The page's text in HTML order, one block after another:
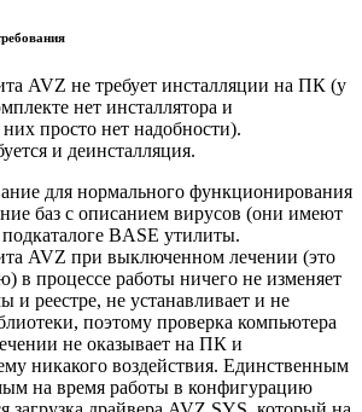
AVZ не требует инсталляции на ПК (у
нет инсталлятора и
просто нет надобности).
и деинсталляция.
для нормального функционирования
баз с описанием вирусов (они имеют
BASE утилиты.
AVZ при выключенном лечении (это
в процессе работы ничего не изменяет
и реестре, не устанавливает и не
поэтому проверка компьютера
не оказывает на ПК и
никакого воздействия. Единственным
на время работы в конфигурацию